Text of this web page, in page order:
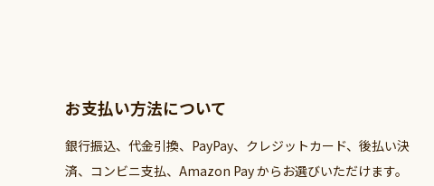
お支払い方法について
銀行振込、代金引換、PayPay、クレジットカード、後払い決
済、コンビニ支払、Amazon Pay からお選びいただけます。